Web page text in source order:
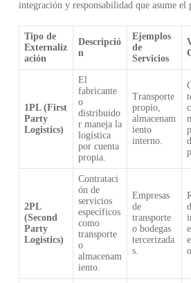
integración y responsabilidad que asume
Tipo de
Externaliz
ación
Descripció
n
Ejemplos
de
Servicios
1PL (First
Party
Logistics)
El
fabricante
o
distribuido
r maneja la
logística
por cuenta
propia.
Transporte
propio,
almacenam
iento
interno.
2PL
(Second
Party
Logistics)
Contrataci
ón de
servicios
específicos
como
transporte
o
almacenam
iento.
Empresas
de
transporte
o bodegas
tercerizada
s.